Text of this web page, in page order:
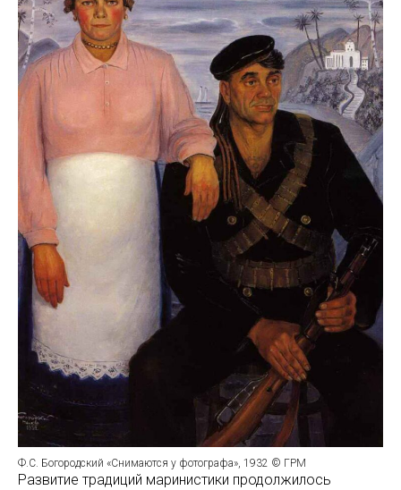
Ф.С. Богородский «Снимаются у фотографа», 1932 © ГРМ
Развитие традиций маринистики продолжилось